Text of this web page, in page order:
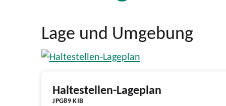
Lage und Umgebung
JPG89 KIB
Haltestellen-Lageplan